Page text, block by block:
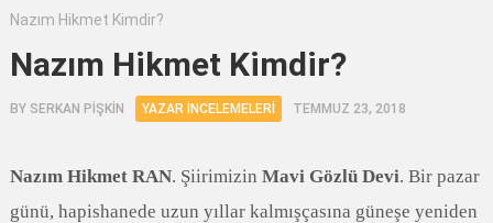
Nazım Hikmet Kimdir?
Nazım Hikmet Kimdir?
BY SERKAN PİŞKİN YAZAR İNCELEMELERI TEMMUZ 23, 2018
Nazım Hikmet RAN. Şiirimizin Mavi Gözlü Devi. Bir pazar
günü, hapishanede uzun yıllar kalmışçasına güneşe yeniden